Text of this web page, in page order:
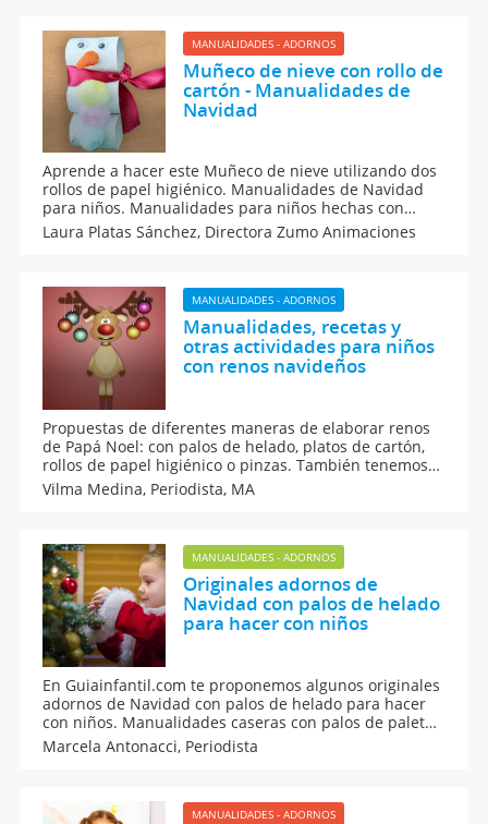
MANUALIDADES - ADORNOS
Muñeco de nieve con rollo de
cartón - Manualidades de
Navidad
Aprende a hacer este Muñeco de nieve utilizando dos
rollos de papel higiénico. Manualidades de Navidad
para niños. Manualidades para niños hechas con
material de reciclaje. Ideas para hacer adornos de
Navidad caseros con los niños. Decoración navideña
Laura Platas Sánchez, Directora Zumo Animaciones
MANUALIDADES - ADORNOS
Manualidades, recetas y
otras actividades para niños
con renos navideños
Propuestas de diferentes maneras de elaborar renos
de Papá Noel: con palos de helado, platos de cartón,
rollos de papel higiénico o pinzas. También tenemos
recetas de cocina para niños decoradas con renos.
Actividades para niños con la figura del reno Rodolfo,
Vilma Medina, Periodista, MA
MANUALIDADES - ADORNOS
Originales adornos de
Navidad con palos de helado
para hacer con niños
En Guiainfantil.com te proponemos algunos originales
adornos de Navidad con palos de helado para hacer
con niños. Manualidades caseras con palos de paleta
que puedes hacer con tus hijos para decorar la casa
en Navidad. DIY navideños con palos de helado.
Marcela Antonacci, Periodista
MANUALIDADES - ADORNOS